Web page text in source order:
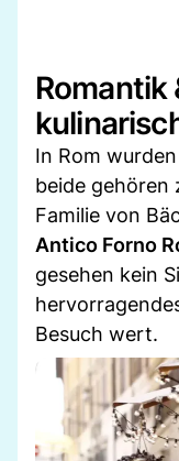
Romantik
In Rom
beide gehören
Familie von
Antico Forno
gesehen kein
Besuch wert.